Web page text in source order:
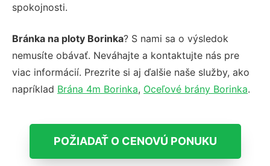
spokojnosti.
Bránka na ploty Borinka? S nami sa o výsledok
nemusíte obávať. Neváhajte a kontaktujte nás pre
viac informácií. Prezrite si aj ďalšie naše služby, ako
napríklad Brána 4m Borinka, Oceľové brány Borinka.
POŽIADAŤ O CENOVÚ PONUKU